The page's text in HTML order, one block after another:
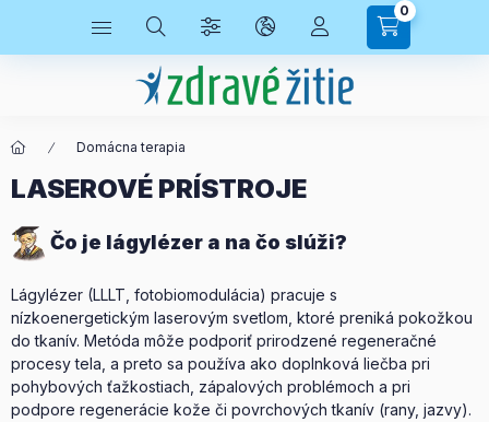
0
Domácna terapia
LASEROVÉ PRÍSTROJE
Čo je lágylézer a na čo slúži?
Lágylézer (LLLT, fotobiomodulácia) pracuje s
nízkoenergetickým laserovým svetlom, ktoré preniká pokožkou
do tkanív. Metóda môže podporiť prirodzené regeneračné
procesy tela, a preto sa používa ako doplnková liečba pri
pohybových ťažkostiach, zápalových problémoch a pri
podpore regenerácie kože či povrchových tkanív (rany, jazvy).